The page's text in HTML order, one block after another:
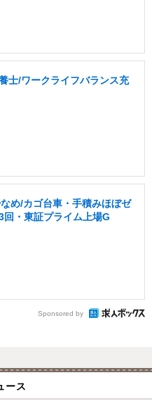
士/ワークライフバランス充
め/カゴ台車・手積みほぼゼ
・東証プライム上場G
Sponsored by
ース